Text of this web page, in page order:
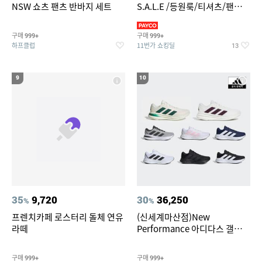
NSW 쇼츠 팬츠 반바지 세트
구매 999+
하프클럽
S.A.L.E /등원룩/티셔츠/팬츠/
구매 999+
11번가 쇼킹딜 13
9
35% 9,720
프렌치카페 로스터리 돌체 연유
라떼
구매 999+
10
30% 36,250
(신세계마산점)New
Performance 아디다스 갤럭시
구매 999+